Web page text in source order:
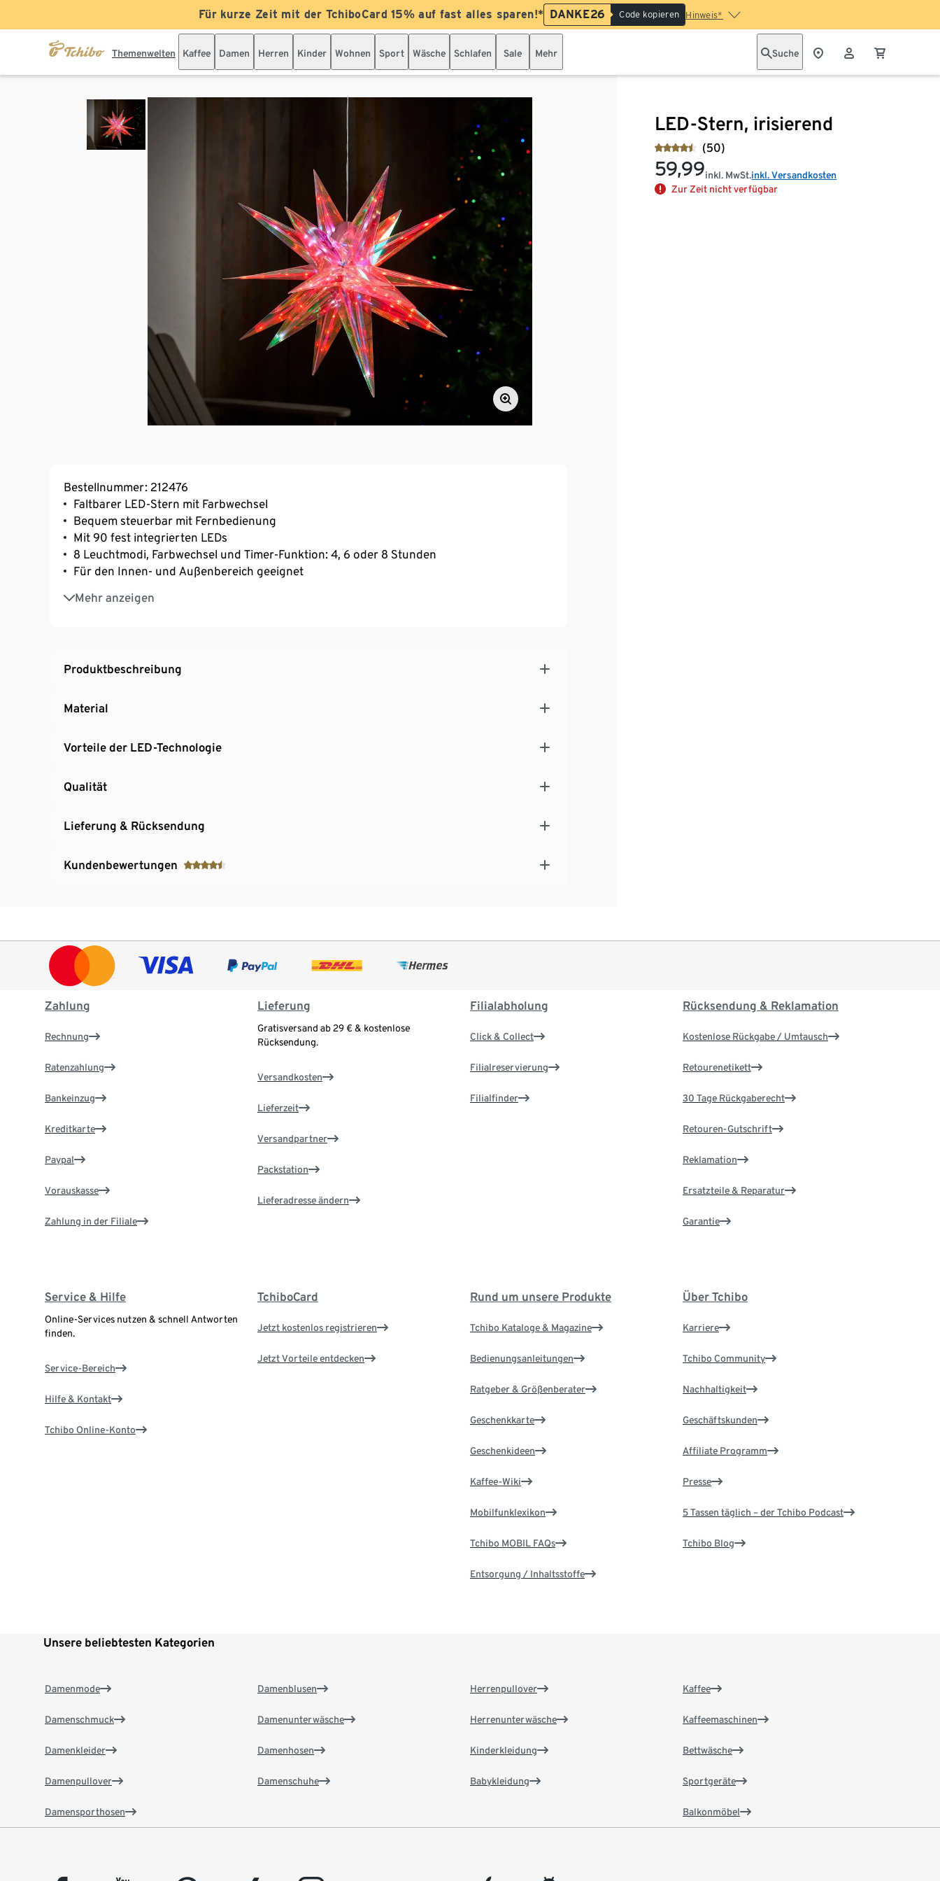
Für kurze Zeit mit der TchiboCard 15% auf fast alles sparen!* DANKE26 Code kopieren Hinweis*
Themenwelten Kaffee Damen Herren Kinder Wohnen Sport Wäsche Schlafen Sale Mehr Suche
LED-Stern, irisierend
(50)
59,99inkl. MwSt.inkl. Versandkosten
Zur Zeit nicht verfügbar
Bestellnummer: 212476
Faltbarer LED-Stern mit Farbwechsel
Bequem steuerbar mit Fernbedienung
Mit 90 fest integrierten LEDs
8 Leuchtmodi, Farbwechsel und Timer-Funktion: 4, 6 oder 8 Stunden
Für den Innen- und Außenbereich geeignet
Mehr anzeigen
Inkl. Netzadapter und extralanger 5-m-Zuleitung
Produktbeschreibung
Material
Vorteile der LED-Technologie
Qualität
Lieferung & Rücksendung
Kundenbewertungen
Zahlung
Rechnung
Ratenzahlung
Bankeinzug
Kreditkarte
Paypal
Vorauskasse
Zahlung in der Filiale
Lieferung
Gratisversand ab 29 € & kostenlose
Rücksendung.
Versandkosten
Lieferzeit
Versandpartner
Packstation
Lieferadresse ändern
Filialabholung
Click & Collect
Filialreservierung
Filialfinder
Rücksendung & Reklamation
Kostenlose Rückgabe / Umtausch
Retourenetikett
30 Tage Rückgaberecht
Retouren-Gutschrift
Reklamation
Ersatzteile & Reparatur
Garantie
Service & Hilfe
Online-Services nutzen & schnell Antworten
finden.
Service-Bereich
Hilfe & Kontakt
Tchibo Online-Konto
TchiboCard
Jetzt kostenlos registrieren
Jetzt Vorteile entdecken
Rund um unsere Produkte
Tchibo Kataloge & Magazine
Bedienungsanleitungen
Ratgeber & Größenberater
Geschenkkarte
Geschenkideen
Kaffee-Wiki
Mobilfunklexikon
Tchibo MOBIL FAQs
Entsorgung / Inhaltsstoffe
Über Tchibo
Karriere
Tchibo Community
Nachhaltigkeit
Geschäftskunden
Affiliate Programm
Presse
5 Tassen täglich – der Tchibo Podcast
Tchibo Blog
Unsere beliebtesten Kategorien
Damenmode
Damenschmuck
Damenkleider
Damenpullover
Damensporthosen
Damenblusen
Damenunterwäsche
Damenhosen
Damenschuhe
Herrenpullover
Herrenunterwäsche
Kinderkleidung
Babykleidung
Kaffee
Kaffeemaschinen
Bettwäsche
Sportgeräte
Balkonmöbel